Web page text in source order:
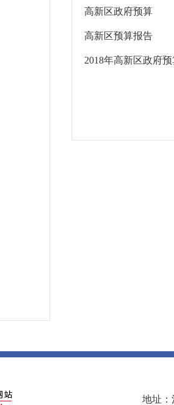
高新区政府预算
高新区预算报告
2018年高新区政府
地址：